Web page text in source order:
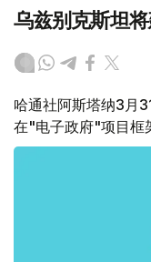
乌兹别克斯坦
哈通社阿斯塔纳3月
在"电子政府"项目框